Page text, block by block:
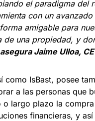
el paradigma del
con un avanzado
amigable para
de una propiedad, y
asegura Jaime Ulloa,
como IsBast, posee
a las personas que
o largo plazo la
financieras, y